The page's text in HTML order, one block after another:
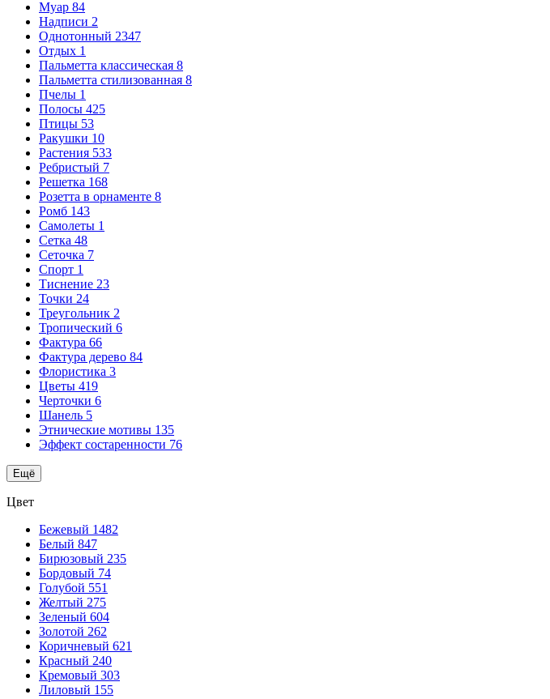
Муар 84
Надписи 2
Однотонный 2347
Отдых 1
Пальметта классическая 8
Пальметта стилизованная 8
Пчелы 1
Полосы 425
Птицы 53
Ракушки 10
Растения 533
Ребристый 7
Решетка 168
Розетта в орнаменте 8
Ромб 143
Самолеты 1
Сетка 48
Сеточка 7
Спорт 1
Тиснение 23
Точки 24
Треугольник 2
Тропический 6
Фактура 66
Фактура дерево 84
Флористика 3
Цветы 419
Черточки 6
Шанель 5
Этнические мотивы 135
Эффект состаренности 76
Ещё
Цвет
Бежевый 1482
Белый 847
Бирюзовый 235
Бордовый 74
Голубой 551
Желтый 275
Зеленый 604
Золотой 262
Коричневый 621
Красный 240
Кремовый 303
Лиловый 155